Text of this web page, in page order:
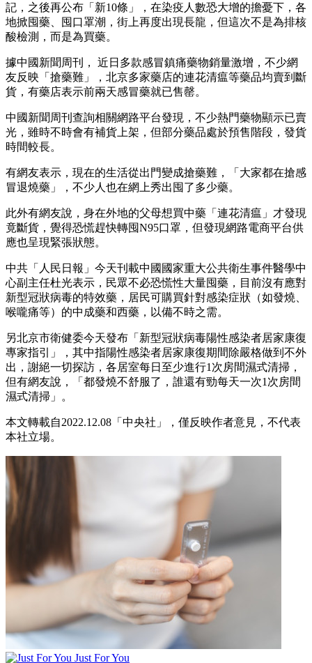
記，之後再公布「新10條」，在染疫人數恐大增的擔憂下，各
地掀囤藥、囤口罩潮，街上再度出現長龍，但這次不是為排核
酸檢測，而是為買藥。
據中國新聞周刊， 近日多款感冒鎮痛藥物銷量激增，不少網
友反映「搶藥難」，北京多家藥店的連花清瘟等藥品均賣到斷
貨，有藥店表示前兩天感冒藥就已售罄。
中國新聞周刊查詢相關網路平台發現，不少熱門藥物顯示已賣
光，雖時不時會有補貨上架，但部分藥品處於預售階段，發貨
時間較長。
有網友表示，現在的生活從出門變成搶藥難，「大家都在搶感
冒退燒藥」，不少人也在網上秀出囤了多少藥。
此外有網友說，身在外地的父母想買中藥「連花清瘟」才發現
竟斷貨，覺得恐慌趕快轉囤N95口罩，但發現網路電商平台供
應也呈現緊張狀態。
中共「人民日報」今天刊載中國國家重大公共衛生事件醫學中
心副主任杜光表示，民眾不必恐慌性大量囤藥，目前沒有應對
新型冠狀病毒的特效藥，居民可購買針對感染症狀（如發燒、
喉嚨痛等）的中成藥和西藥，以備不時之需。
另北京市衛健委今天發布「新型冠狀病毒陽性感染者居家康復
專家指引」，其中指陽性感染者居家康復期間除嚴格做到不外
出，謝絕一切探訪，各居室每日至少進行1次房間濕式清掃，
但有網友說，「都發燒不舒服了，誰還有勁每天一次1次房間
濕式清掃」。
本文轉載自2022.12.08「中央社」，僅反映作者意見，不代表
本社立場。
Just For You